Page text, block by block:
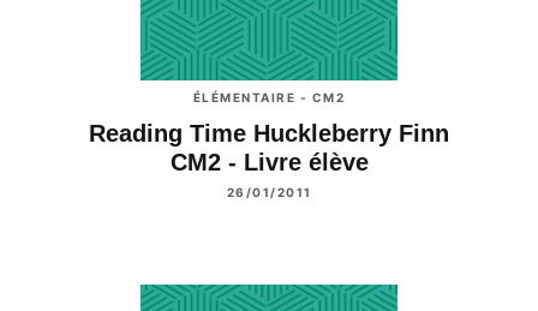
ÉLÉMENTAIRE - CM2
Reading Time Huckleberry Finn
CM2 - Livre élève
26/01/2011